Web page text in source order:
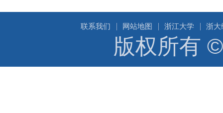
联系我们 网站地图 浙江大学 浙大
版权所有